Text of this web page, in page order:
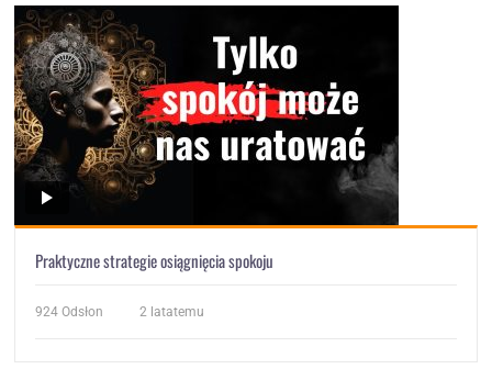
Praktyczne strategie osiągnięcia spokoju
924 Odsłon 2 latatemu